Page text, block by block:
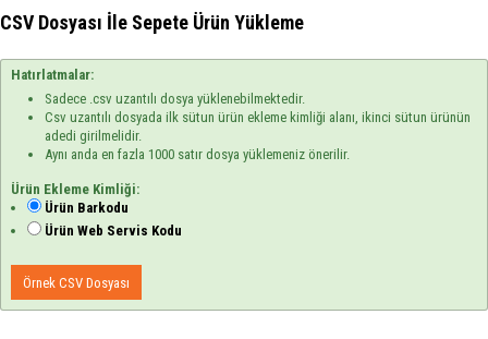
CSV Dosyası İle Sepete Ürün Yükleme
Hatırlatmalar:
Sadece .csv uzantılı dosya yüklenebilmektedir.
Csv uzantılı dosyada ilk sütun ürün ekleme kimliği alanı, ikinci sütun ürünün
adedi girilmelidir.
Aynı anda en fazla 1000 satır dosya yüklemeniz önerilir.
Ürün Ekleme Kimliği:
Ürün Barkodu
Ürün Web Servis Kodu
Örnek CSV Dosyası